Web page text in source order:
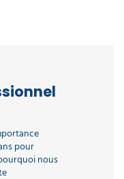
pour
nous